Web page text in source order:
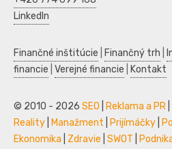
LinkedIn
Finančné inštitúcie Finančný trh
financie Verejné financie Kontakt
© 2010 - 2026 SEO Reklama a PR
Reality
Manažment Prijímáčky
Ekonomika
Zdravie SWOT